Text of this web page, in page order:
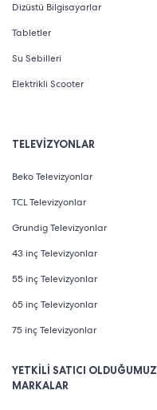
Dizüstü Bilgisayarlar
Tabletler
Su Sebilleri
Elektrikli Scooter
TELEVİZYONLAR
Beko Televizyonlar
TCL Televizyonlar
Grundig Televizyonlar
43 inç Televizyonlar
55 inç Televizyonlar
65 inç Televizyonlar
75 inç Televizyonlar
YETKİLİ SATICI OLDUĞUMUZ
MARKALAR